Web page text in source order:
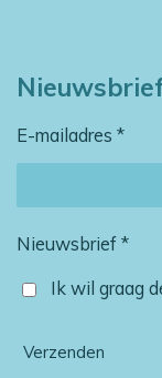
E-mailadres *
Nieuwsbrief *
Ik wil graag
Verzenden